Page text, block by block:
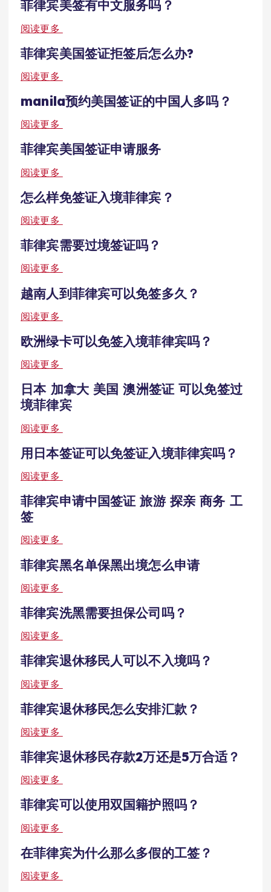
菲律宾美签有中文服务吗？
阅读更多
菲律宾美国签证拒签后怎么办?
阅读更多
manila预约美国签证的中国人多吗？
阅读更多
菲律宾美国签证申请服务
阅读更多
怎么样免签证入境菲律宾？
阅读更多
菲律宾需要过境签证吗？
阅读更多
越南人到菲律宾可以免签多久？
阅读更多
欧洲绿卡可以免签入境菲律宾吗？
阅读更多
日本 加拿大 美国 澳洲签证 可以免签过
境菲律宾
阅读更多
用日本签证可以免签证入境菲律宾吗？
阅读更多
菲律宾申请中国签证 旅游 探亲 商务 工
签
阅读更多
菲律宾黑名单保黑出境怎么申请
阅读更多
菲律宾洗黑需要担保公司吗？
阅读更多
菲律宾退休移民人可以不入境吗？
阅读更多
菲律宾退休移民怎么安排汇款？
阅读更多
菲律宾退休移民存款2万还是5万合适？
阅读更多
菲律宾可以使用双国籍护照吗？
阅读更多
在菲律宾为什么那么多假的工签？
阅读更多